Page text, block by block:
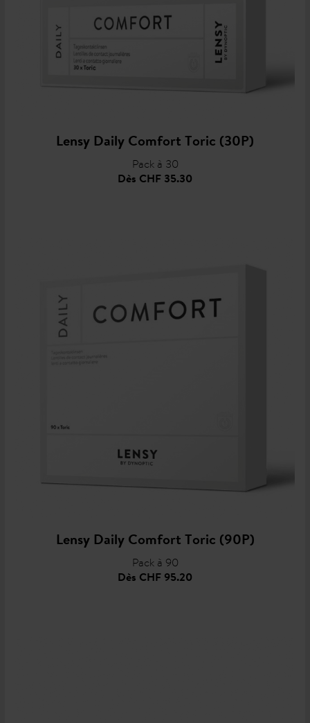
Lensy Daily Comfort Toric (30P)
Pack à 30
Dès CHF 35.30
Lensy Daily Comfort Toric (90P)
Pack à 90
Dès CHF 95.20